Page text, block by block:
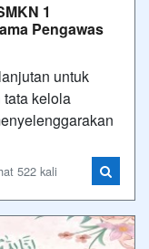
1
Pengawas
untuk
kelola
522 kali